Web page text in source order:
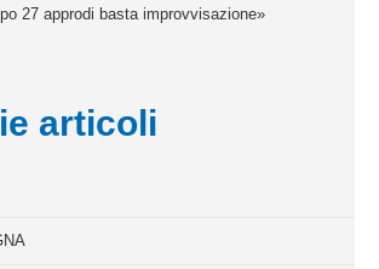
27 approdi basta improvvisazione»
articoli